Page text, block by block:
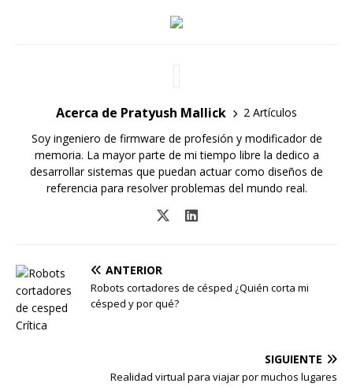
Acerca de Pratyush Mallick
2 Artículos
Soy ingeniero de firmware de profesión y modificador de
memoria. La mayor parte de mi tiempo libre la dedico a
desarrollar sistemas que puedan actuar como diseños de
referencia para resolver problemas del mundo real.
ANTERIOR
Robots cortadores de césped ¿Quién corta mi
césped y por qué?
SIGUIENTE
Realidad virtual para viajar por muchos lugares